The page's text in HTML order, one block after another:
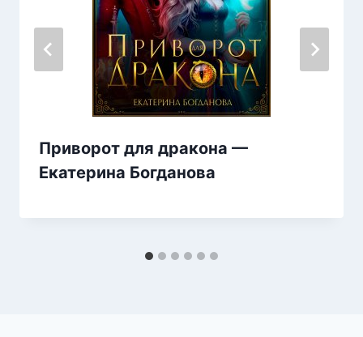
Приворот для дракона —
Екатерина Богданова